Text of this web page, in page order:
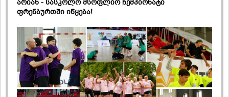
არიან - სასკოლო მსოფლიო ჩემპიონატი
ფრენბურთში იწყება!